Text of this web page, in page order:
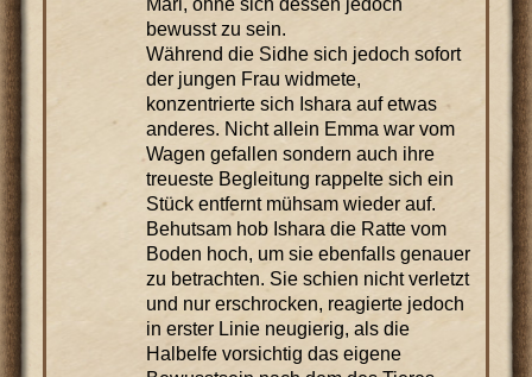
bewusst zu sein.
Während die Sidhe sich jedoch sofort
der jungen Frau widmete,
konzentrierte sich Ishara auf etwas
anderes. Nicht allein Emma war vom
Wagen gefallen sondern auch ihre
treueste Begleitung rappelte sich ein
Stück entfernt mühsam wieder auf.
Behutsam hob Ishara die Ratte vom
Boden hoch, um sie ebenfalls genauer
zu betrachten. Sie schien nicht verletzt
und nur erschrocken, reagierte jedoch
in erster Linie neugierig, als die
Halbelfe vorsichtig das eigene